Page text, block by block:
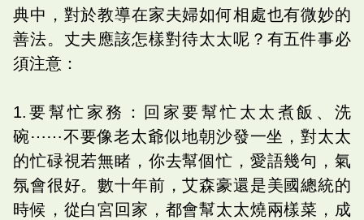
典中，對於教導在家夫婦如何相處也有微妙的
善法。丈夫應該怎樣對待太太呢？有五件事必
須注意：
1.要幫忙家務：回家要幫忙太太煮飯、洗
碗⋯⋯不要像老太爺似地朝沙發一坐，對太太
的忙碌視若無睹，你去幫個忙，愛語幾句，氣
氛會很好。數十年前，艾森豪還是美國總統的
時候，從白宮回家，都會幫太太燒兩樣菜，成